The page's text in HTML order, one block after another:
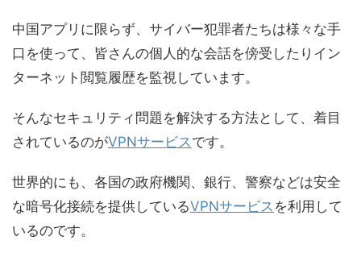
中国アプリに限らず、サイバー犯罪者たちは様々な手
口を使って、皆さんの個人的な会話を傍受したりイン
ターネット閲覧履歴を監視しています。
そんなセキュリティ問題を解決する方法として、着目
されているのがVPNサービスです。
世界的にも、各国の政府機関、銀行、警察などは安全
な暗号化接続を提供しているVPNサービス を利用して
いるのです。